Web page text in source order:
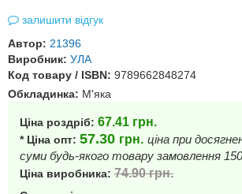
залишити відгук
Автор: 21396
Виробник: УЛА
Код товару / ISBN: 9789662848274
Обкладинка: М'яка
Ціна роздріб: 67.41 грн.
* Ціна опт: 57.30 грн. ціна при
суми будь-якого товару замовлення
Ціна виробника: 74.90грн.